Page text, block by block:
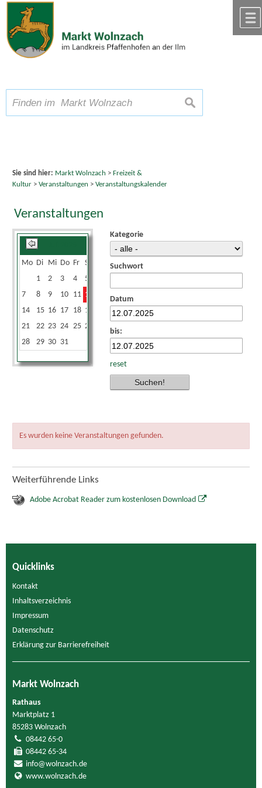
Zum Inhalt,zur Navigation
Schriftgröße A A A suchen
Sie sind hier: Markt Wolnzach > Freizeit &
Kultur> Veranstaltungen > Veranstaltungskalender
Veranstaltungen
Mo Di Mi Do Fr Sa
1
2 3 4 5
7
8 9 10 11 12
14
15 16 17 18 19
21
22 23 24 25 26
28
29 30 31
Kategorie
Suchwort
Datum
bis:
reset
Es wurden keine Veranstaltungen gefunden.
Weiterführende Links
Adobe Acrobat Reader zum kostenlosen Download
Quicklinks
Kontakt
Inhaltsverzeichnis
Impressum
Datenschutz
Erklärung zur Barrierefreiheit
Markt Wolnzach
Rathaus
Marktplatz 1
85283 Wolnzach
08442 65-0
08442 65-34
info@wolnzach.de
www.wolnzach.de